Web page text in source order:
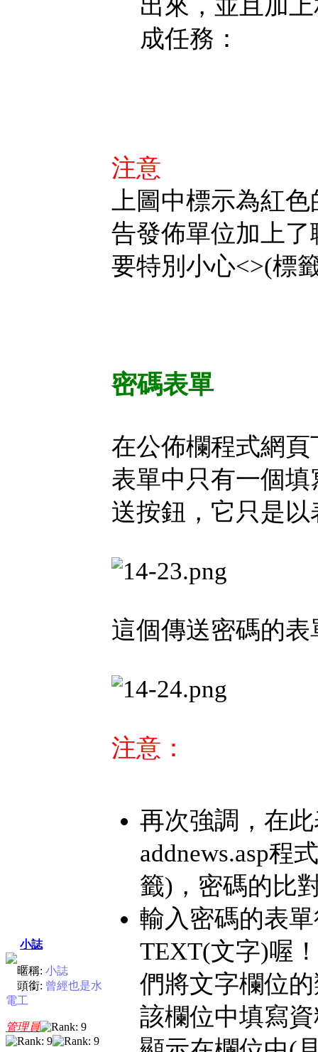
小誌
暱稱: 小誌
頭銜: 曾經也是水
電工
管理員
出來，並且加
成任務：
注意
上圖中標示為紅
告發佈單位加上
要特別小心<>(標
密碼表單
在公佈欄程式網
表單中只有一個
送按鈕，它只是
這個傳送密碼的
注意：
再次強調，在
addnews.asp程
籤)，密碼的比
輸入密碼的表
TEXT(文字)喔
們將文字欄位
該欄位中填寫